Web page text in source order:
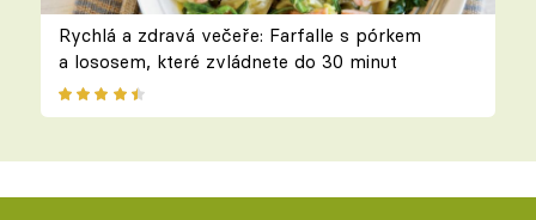
Rychlá a zdravá večeře: Farfalle s pórkem
a lososem, které zvládnete do 30 minut